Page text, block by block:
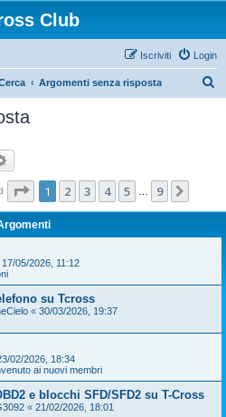
Club
Login
Iscriviti
Argomenti senza risposta
Pagina di
1 2 3 4 5 9
17/05/2026, 11:12
su Tcross
« 30/03/2026, 19:37
02/2026, 18:34
ai nuovi membri
e blocchi SFD/SFD2 su T-Cross
« 21/02/2026, 18:01